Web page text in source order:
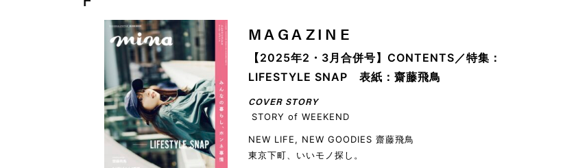
MAGAZINE
【2025年2・3月合併号】CONTENTS／特集：
LIFESTYLE SNAP 表紙：齋藤飛鳥
COVER STORY
STORY of WEEKEND
NEW LIFE, NEW GOODIES 齋藤飛鳥
東京下町、いいモノ探し。